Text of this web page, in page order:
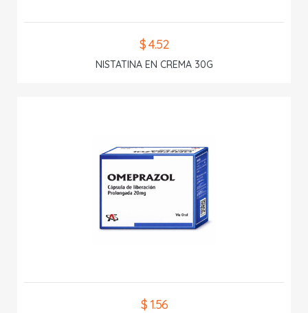
$ 4.52
NISTATINA EN CREMA 30G
$ 1.56